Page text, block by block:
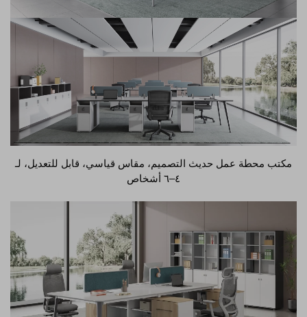
مكتب محطة عمل حديث التصميم، مقاس قياسي، قابل للتعديل، لـ
٤–٦ أشخاص